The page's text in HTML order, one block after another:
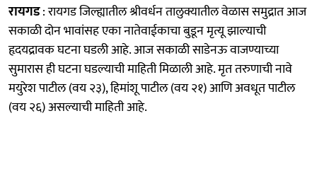
रायगड: रायगड जिल्ह्यातील श्रीवर्धन तालुक्यातील वेळास समुद्रात आज
सकाळी दोन भावांसह एका नातेवाईकाचा बुडून मृत्यू झाल्याची
हृदयद्रावक घटना घडली आहे. आज सकाळी साडेनऊ वाजण्याच्या
सुमारास ही घटना घडल्याची माहिती मिळाली आहे. मृत तरुणाची नावे
मयुरेश पाटील (वय २३), हिमांशू पाटील (वय २१) आणि अवधूत पाटील
(वय २६) असल्याची माहिती आहे.